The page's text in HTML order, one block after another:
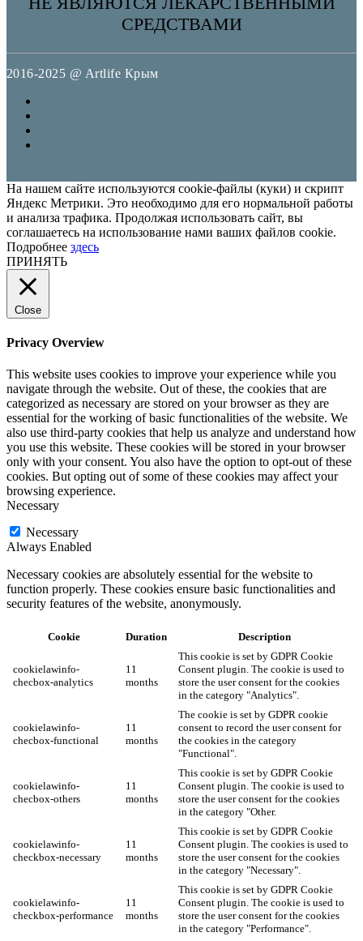
СРЕДСТВАМИ
2016-2025 @ Artlife Крым
На нашем сайте используются cookie-файлы (куки) и скрипт
Яндекс Метрики. Это необходимо для его нормальной работы
и анализа трафика. Продолжая использовать сайт, вы
соглашаетесь на использование нами ваших файлов cookie.
Подробнее здесь
ПРИНЯТЬ
Close
Privacy Overview
This website uses cookies to improve your experience while you
navigate through the website. Out of these, the cookies that are
categorized as necessary are stored on your browser as they are
essential for the working of basic functionalities of the website. We
also use third-party cookies that help us analyze and understand how
you use this website. These cookies will be stored in your browser
only with your consent. You also have the option to opt-out of these
cookies. But opting out of some of these cookies may affect your
browsing experience.
Necessary
Necessary
Always Enabled
Necessary cookies are absolutely essential for the website to
function properly. These cookies ensure basic functionalities and
security features of the website, anonymously.
Cookie Duration Description
cookielawinfo-
checbox-analytics
11
months
This cookie is set by GDPR Cookie
Consent plugin. The cookie is used to
store the user consent for the cookies
in the category "Analytics".
cookielawinfo-
checbox-functional
11
months
The cookie is set by GDPR cookie
consent to record the user consent for
the cookies in the category
"Functional".
cookielawinfo-
checbox-others
11
months
This cookie is set by GDPR Cookie
Consent plugin. The cookie is used to
store the user consent for the cookies
in the category "Other.
cookielawinfo-
checkbox-necessary
11
months
This cookie is set by GDPR Cookie
Consent plugin. The cookies is used to
store the user consent for the cookies
in the category "Necessary".
cookielawinfo-
checkbox-performance
11
months
This cookie is set by GDPR Cookie
Consent plugin. The cookie is used to
store the user consent for the cookies
in the category "Performance".